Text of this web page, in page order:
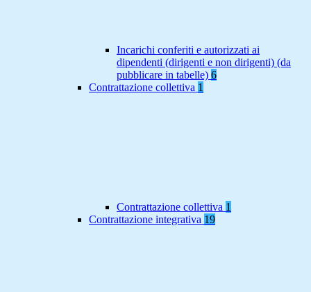
Incarichi conferiti e autorizzati ai
dipendenti (dirigenti e non dirigenti) (da
pubblicare in tabelle) 6
Contrattazione collettiva 1
Contrattazione collettiva 1
Contrattazione integrativa 19